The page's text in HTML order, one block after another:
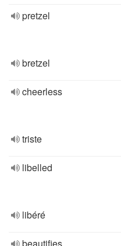
pretzel
bretzel
cheerless
triste
libelled
libéré